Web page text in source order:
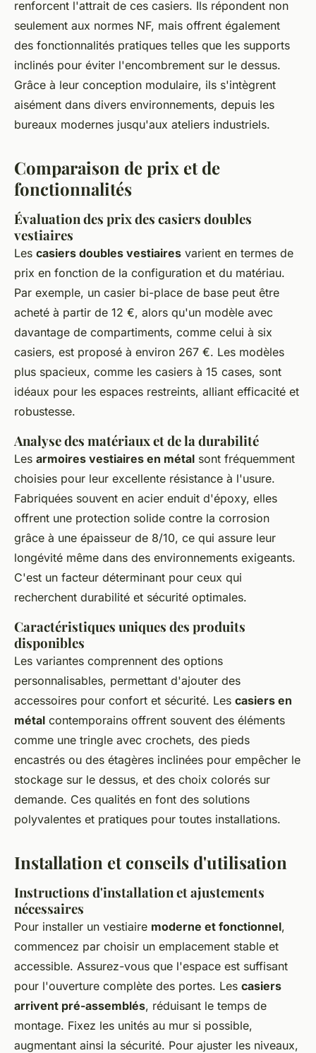
renforcent l'attrait de ces casiers. Ils répondent non
seulement aux normes NF, mais offrent également
des fonctionnalités pratiques telles que les supports
inclinés pour éviter l'encombrement sur le dessus.
Grâce à leur conception modulaire, ils s'intègrent
aisément dans divers environnements, depuis les
bureaux modernes jusqu'aux ateliers industriels.
Comparaison de prix et de
fonctionnalités
Évaluation des prix des casiers doubles
vestiaires
Les casiers doubles vestiaires varient en termes de
prix en fonction de la configuration et du matériau.
Par exemple, un casier bi-place de base peut être
acheté à partir de 12 €, alors qu'un modèle avec
davantage de compartiments, comme celui à six
casiers, est proposé à environ 267 €. Les modèles
plus spacieux, comme les casiers à 15 cases, sont
idéaux pour les espaces restreints, alliant efficacité et
robustesse.
Analyse des matériaux et de la durabilité
Les armoires vestiaires en métal sont fréquemment
choisies pour leur excellente résistance à l'usure.
Fabriquées souvent en acier enduit d'époxy, elles
offrent une protection solide contre la corrosion
grâce à une épaisseur de 8/10, ce qui assure leur
longévité même dans des environnements exigeants.
C'est un facteur déterminant pour ceux qui
recherchent durabilité et sécurité optimales.
Caractéristiques uniques des produits
disponibles
Les variantes comprennent des options
personnalisables, permettant d'ajouter des
accessoires pour confort et sécurité. Les casiers en
métal contemporains offrent souvent des éléments
comme une tringle avec crochets, des pieds
encastrés ou des étagères inclinées pour empêcher le
stockage sur le dessus, et des choix colorés sur
demande. Ces qualités en font des solutions
polyvalentes et pratiques pour toutes installations.
Installation et conseils d'utilisation
Instructions d'installation et ajustements
nécessaires
Pour installer un vestiaire moderne et fonctionnel,
commencez par choisir un emplacement stable et
accessible. Assurez-vous que l'espace est suffisant
pour l'ouverture complète des portes. Les casiers
arrivent pré-assemblés, réduisant le temps de
montage. Fixez les unités au mur si possible,
augmentant ainsi la sécurité. Pour ajuster les niveaux,